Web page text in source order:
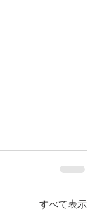
すべて表示